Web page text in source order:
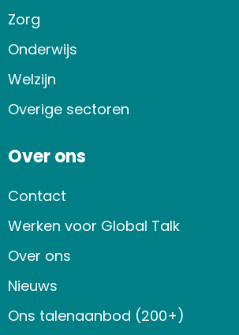
Zorg
Onderwijs
Welzijn
Overige sectoren
Over ons
Contact
Werken voor Global Talk
Over ons
Nieuws
Ons talenaanbod (200+)